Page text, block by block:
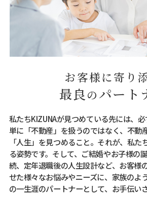
お客様に寄り
最良のパート
私たちKIZUNAが見つめている先には、必
単に「不動産」を扱うのではなく、不動
「人生」を見つめること。それが、私
る姿勢です。そして、ご結婚やお子様の
続、定年退職後の人生設計など、お客様
せた様々なお悩みやニーズに、家族のよ
の一生涯のパートナーとして、お手伝い